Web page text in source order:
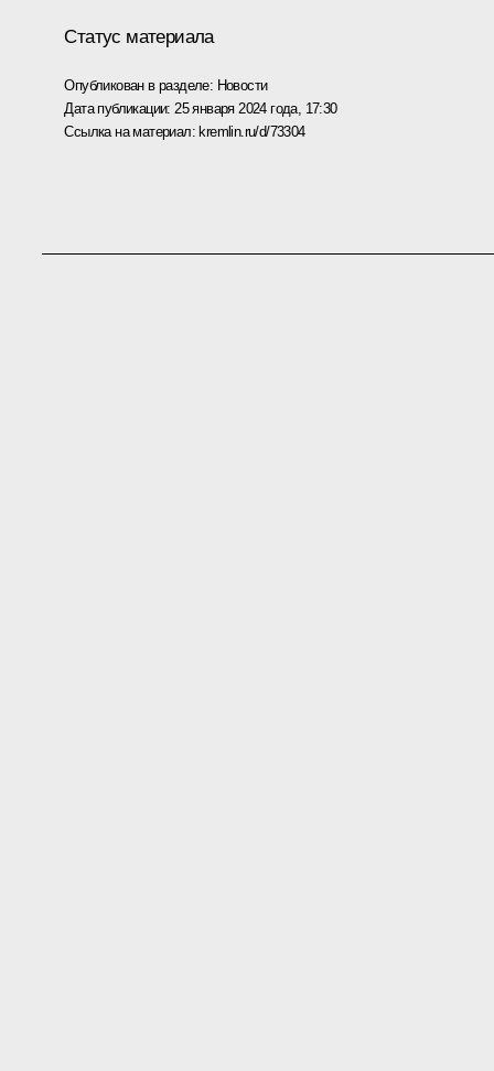
Статус материала
Опубликован в разделе: Новости
Дата публикации: 25 января 2024 года, 17:30
Ссылка на материал:kremlin.ru/d/73304